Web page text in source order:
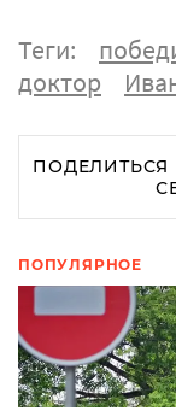
Теги:
доктор
ПОПУЛЯРНОЕ